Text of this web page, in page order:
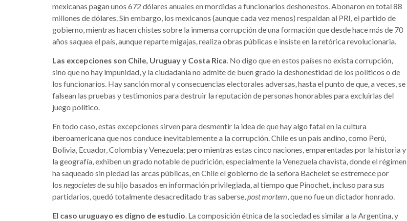
mexicanas pagan unos 672 dólares anuales en mordidas a funcionarios deshonestos. Abonaron en total 88
millones de dólares. Sin embargo, los mexicanos (aunque cada vez menos) respaldan al PRI, el partido de
gobierno, mientras hacen chistes sobre la inmensa corrupción de una formación que desde hace más de 70
años saquea el país, aunque reparte migajas, realiza obras públicas e insiste en la retórica revolucionaria.
Las excepciones son Chile, Uruguay y Costa Rica. No digo que en estos países no exista corrupción,
sino que no hay impunidad, y la ciudadanía no admite de buen grado la deshonestidad de los políticos o de
los funcionarios. Hay sanción moral y consecuencias electorales adversas, hasta el punto de que, a veces, se
falsean las pruebas y testimonios para destruir la reputación de personas honorables para excluirlas del
juego político.
En todo caso, estas excepciones sirven para desmentir la idea de que hay algo fatal en la cultura
iberoamericana que nos conduce inevitablemente a la corrupción. Chile es un país andino, como Perú,
Bolivia, Ecuador, Colombia y Venezuela; pero mientras estas cinco naciones, emparentadas por la historia y
la geografía, exhiben un grado notable de pudrición, especialmente la Venezuela chavista, donde el régimen
ha saqueado sin piedad las arcas públicas, en Chile el gobierno de la señora Bachelet se estremece por
los negocietesde su hijo basados en información privilegiada, al tiempo que Pinochet, incluso para sus
partidarios, quedó totalmente desacreditado tras saberse,postmortem, que no fue un dictador honrado.
El caso uruguayo es digno de estudio. La composición étnica de la sociedad es similar a la Argentina, y